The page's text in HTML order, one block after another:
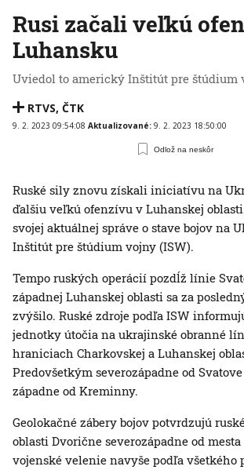
Rusi začali veľkú
Luhansku
Uviedol to americký Inštitút pre štúdium
RTVS, ČTK
9. 2. 2023 09:54:08 Aktualizované: 9. 2. 2023 18:50:00
Odlož na neskôr
Ruské sily znovu získali iniciatívu na
ďalšiu veľkú ofenzívu v Luhanskej
svojej aktuálnej správe o stave bojov na
Inštitút pre štúdium vojny (ISW).
Tempo ruských operácií pozdĺž línie
západnej Luhanskej oblasti sa za
zvýšilo. Ruské zdroje podľa ISW
jednotky útočia na ukrajinské obranné
hraniciach Charkovskej a Luhanskej
Predovšetkým severozápadne od
západne od Kreminny.
Geolokačné zábery bojov potvrdzujú
oblasti Dvorične severozápadne od mesta
vojenské velenie navyše podľa všetkého